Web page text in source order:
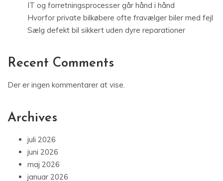
IT og forretningsprocesser går hånd i hånd
Hvorfor private bilkøbere ofte fravælger biler med fejl
Sælg defekt bil sikkert uden dyre reparationer
Recent Comments
Der er ingen kommentarer at vise.
Archives
juli 2026
juni 2026
maj 2026
januar 2026